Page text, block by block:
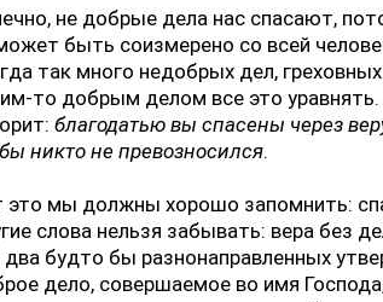
не добрые дела нас спасают,
быть соизмерено со всей
так много недобрых дел,
то добрым делом все это
благодатью вы спасены через
никто не превозносился.
это мы должны хорошо запомнить:
слова нельзя забывать: вера без
два будто бы разнонаправленных
дело, совершаемое во имя